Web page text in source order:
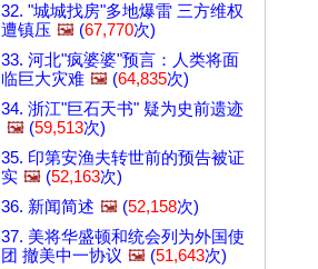
32. "城城找房"多地爆雷 三方维权
遭镇压 🖼️ (67,770次)
33. 河北"疯婆婆"预言：人类将面
临巨大灾难 🖼️ (64,835次)
34. 浙江"巨石天书" 疑为史前遗迹
🖼️ (59,513次)
35. 印第安渔夫转世前的预告被证
实 🖼️ (52,163次)
36. 新闻简述 🖼️ (52,158次)
37. 美将华盛顿和统会列为外国使
团 撤美中一协议 🖼️ (51,643次)